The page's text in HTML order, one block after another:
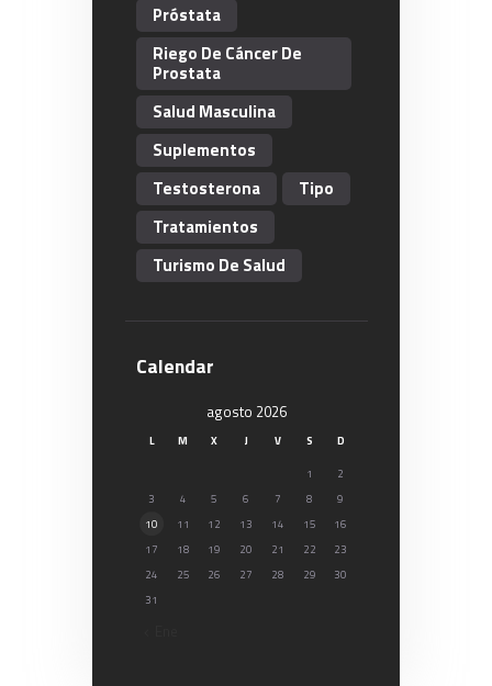
Próstata
Riego De Cáncer De
Prostata
Salud Masculina
Suplementos
Testosterona
Tipo
Tratamientos
Turismo De Salud
Calendar
agosto 2026
L M X J V S
D
1
2
3
4 5 6 7 8
9
10
11 12 13 14 15
16
17
18 19 20 21 22
23
24
25 26 27 28 29
30
31